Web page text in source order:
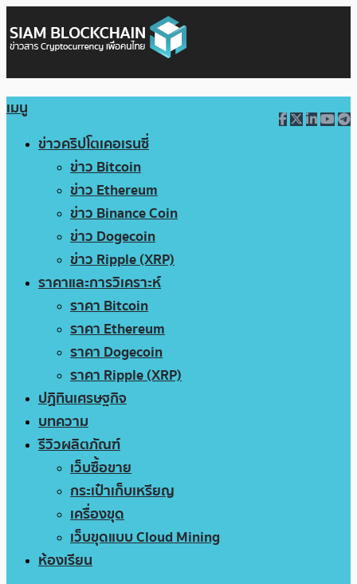
เมนู
ข่าวคริปโตเคอเรนซี่
ข่าว Bitcoin
ข่าว Ethereum
ข่าว Binance Coin
ข่าว Dogecoin
ข่าว Ripple (XRP)
ราคาและการวิเคราะห์
ราคา Bitcoin
ราคา Ethereum
ราคา Dogecoin
ราคา Ripple (XRP)
ปฏิทินเศรษฐกิจ
บทความ
รีวิวผลิตภัณฑ์
เว็บซื้อขาย
กระเป๋าเก็บเหรียญ
เครื่องขุด
เว็บขุดแบบ Cloud Mining
ห้องเรียน